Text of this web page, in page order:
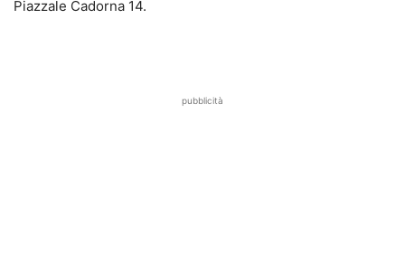
Piazzale Cadorna 14.
pubblicità